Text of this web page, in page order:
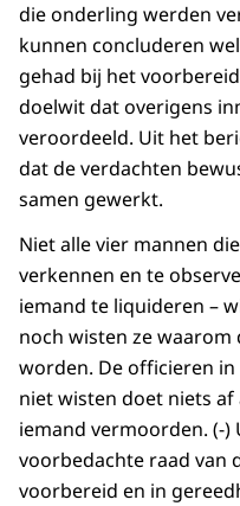
die onderling werden
kunnen concluderen
gehad bij het
doelwit dat overigens
veroordeeld. Uit het
dat de verdachten
samen gewerkt.
Niet alle vier mannen
verkennen en te
iemand te liquideren –
noch wisten ze
worden. De officieren
niet wisten doet niets
iemand vermoorden. (-
voorbedachte raad van
voorbereid en in